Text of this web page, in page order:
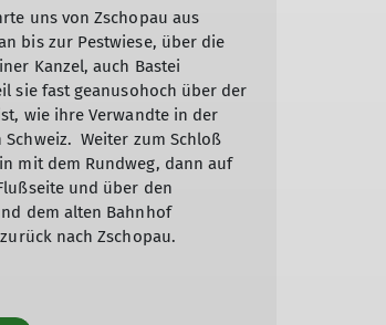
uns von Zschopau aus
bis zur Pestwiese, über die
Kanzel, auch Bastei
sie fast geanusohoch über der
wie ihre Verwandte in der
Schweiz. Weiter zum Schloß
mit dem Rundweg, dann auf
und über den
dem alten Bahnhof
nach Zschopau.